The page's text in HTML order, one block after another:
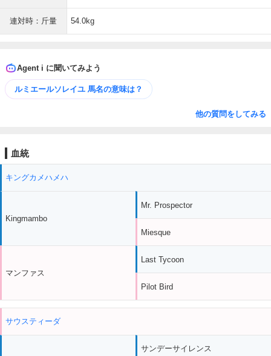
連対時：斤量 54.0kg
Agent i に聞いてみよう
ルミエールソレイユ 馬名の意味は？
他の質問をしてみる
血統
キングカメハメハ
Kingmambo
マンファス
Mr. Prospector
Miesque
Last Tycoon
Pilot Bird
サウスティーダ
サンデーサイレンス